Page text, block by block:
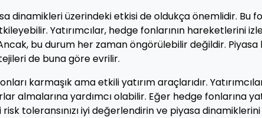
dinamikleri üzerindeki etkisi de oldukça önemlidir. Bu
Yatırımcılar, hedge fonlarının hareketlerini
bu durum her zaman öngörülebilir değildir. Piyasa
de buna göre evrilir.
karmaşık ama etkili yatırım araçlarıdır.
almalarına yardımcı olabilir. Eğer hedge fonlarına
risk toleransınızı iyi değerlendirin ve piyasa